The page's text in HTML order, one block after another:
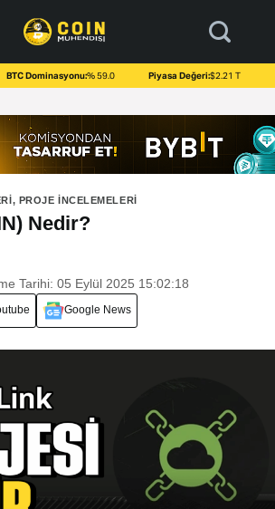
BTC Dominasyonu:% 59.0 Piyasa Değeri:$2.21 T
, PROJE İNCELEMELERI
Nedir?
Tarihi: 05 Eylül 2025 15:02:18
Google News